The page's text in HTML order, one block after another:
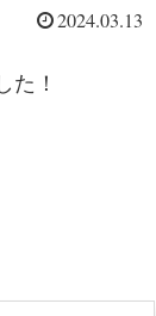
2024.03.13
た！